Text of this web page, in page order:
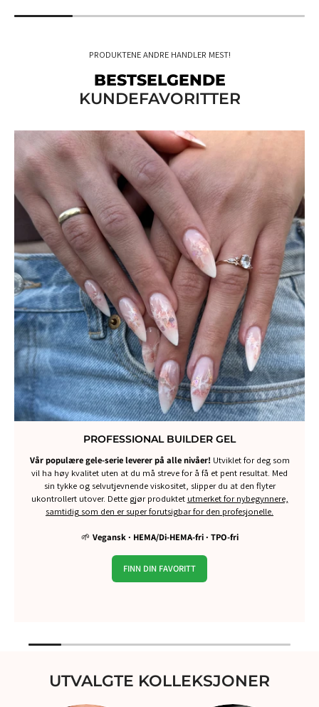
PRODUKTENE ANDRE HANDLER MEST!
BESTSELGENDE
KUNDEFAVORITTER
PROFESSIONAL BUILDER GEL
Vår populære gele-serie leverer på alle nivåer! Utviklet for deg som
vil ha høy kvalitet uten at du må streve for å få et pent resultat. Med
sin tykke og selvutjevnende viskositet, slipper du at den flyter
ukontrollert utover. Dette gjør produktet utmerket for nybegynnere,
samtidig som den er super forutsigbar for den profesjonelle.
🌱 Vegansk · HEMA/Di-HEMA-fri · TPO-fri
FINN DIN FAVORITT
UTVALGTE KOLLEKSJONER